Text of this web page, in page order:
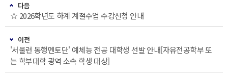
다음
☆ 2026학년도 하계 계절수업 수강신청 안내
이전
'서울런 동행멘토단' 예체능 전공 대학생 선발 안내[자유전공학부 또
는 학부대학 광역 소속 학생 대상]